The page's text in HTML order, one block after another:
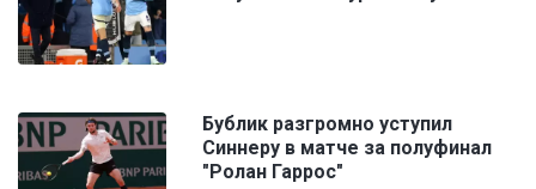
Бублик разгромно уступил
Синнеру в матче за полуфинал
"Ролан Гаррос"